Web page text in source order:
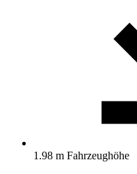
1.98 m Fahrzeughöhe